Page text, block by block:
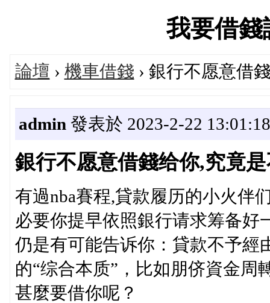
我要借
論壇 › 機車借錢 › 銀行不愿意借
admin 發表於 2023-2-22 13:01:18
銀行不愿意借錢给你,究竟
有過nba賽程,貸款履历的小火伴
必要你提早依照銀行请求筹备好
仍是有可能告诉你：貸款不予經
的“综合本质”，比如朋侪資金周
甚麼要借你呢？